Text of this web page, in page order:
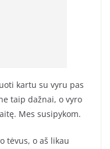
kartu su vyru pas
taip dažnai, o vyro
Mes susipykom.
tėvus, o aš likau